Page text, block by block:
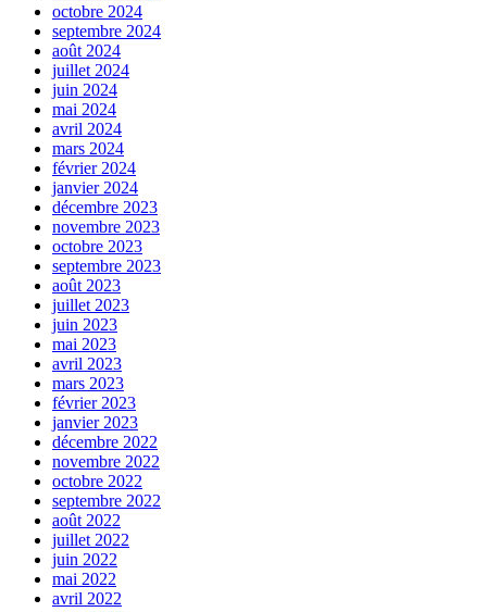
octobre 2024
septembre 2024
août 2024
juillet 2024
juin 2024
mai 2024
avril 2024
mars 2024
février 2024
janvier 2024
décembre 2023
novembre 2023
octobre 2023
septembre 2023
août 2023
juillet 2023
juin 2023
mai 2023
avril 2023
mars 2023
février 2023
janvier 2023
décembre 2022
novembre 2022
octobre 2022
septembre 2022
août 2022
juillet 2022
juin 2022
mai 2022
avril 2022